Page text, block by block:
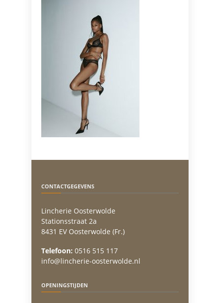
CONTACTGEGEVENS
Lincherie Oosterwolde
Stationsstraat 2a
8431 EV Oosterwolde (Fr.)
Telefoon: 0516 515 117
info@lincherie-oosterwolde.nl
OPENINGSTIJDEN